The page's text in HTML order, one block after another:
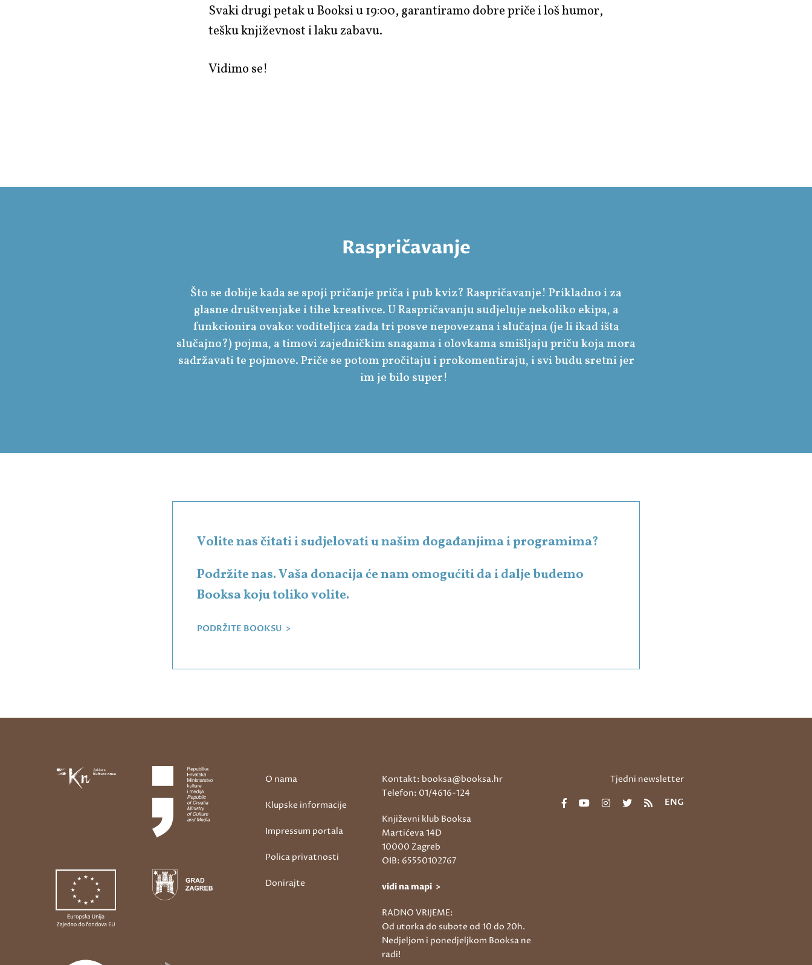
Svaki drugi petak u Booksi u 19:00, garantiramo dobre priče i loš humor,
tešku književnost i laku zabavu.
Vidimo se!
Raspričavanje
Što se dobije kada se spoji pričanje priča i pub kviz? Raspričavanje! Prikladno i za
glasne društvenjake i tihe kreativce. U Raspričavanju sudjeluje nekoliko ekipa, a
funkcionira ovako: voditeljica zada tri posve nepovezana i slučajna (je li ikad išta
slučajno?) pojma, a timovi zajedničkim snagama i olovkama smišljaju priču koja mora
sadržavati te pojmove. Priče se potom pročitaju i prokomentiraju, i svi budu sretni jer
im je bilo super!
Volite nas čitati i sudjelovati u našim događanjima i programima?
Podržite nas. Vaša donacija će nam omogućiti da i dalje budemo
Booksa koju toliko volite.
PODRŽITE BOOKSU >
O nama
Klupske informacije
Impressum portala
Polica privatnosti
Donirajte
Kontakt: booksa@booksa.hr
Telefon: 01/4616-124
Književni klub Booksa
Martićeva 14D
10000 Zagreb
OIB: 65550102767
vidi na mapi >
RADNO VRIJEME:
Od utorka do subote od 10 do 20h.
Nedjeljom i ponedjeljkom Booksa ne
radi!
Tjedni newsletter
ENG